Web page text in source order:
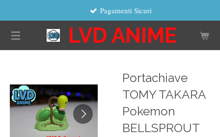
contenuto
principale
LVD ANIME
Pagamenti Sicuri
Portachiave
TOMY TAKARA
Pokemon
BELLSPROUT